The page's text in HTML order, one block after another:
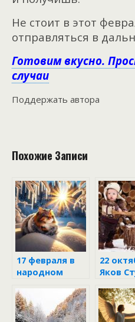
Не стоит в этот
отправляться в
Готовим вкусно.
случаи
Поддержать автора
Похожие Записи
17 февраля в
народном
Никола
Студёный
22
Яков